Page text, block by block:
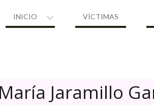
INICIO VÍCTIMAS
Jaramillo